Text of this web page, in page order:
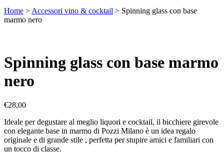
Home > Accessori vino & cocktail > Spinning glass con base
marmo nero
Spinning glass con base marmo
nero
€28,00
Ideale per degustare al meglio liquori e cocktail, il bicchiere girevole
con elegante base in marmo di Pozzi Milano è un idea regalo
originale e di grande stile , perfetta per stupire amici e familiari con
un tocco di classe.